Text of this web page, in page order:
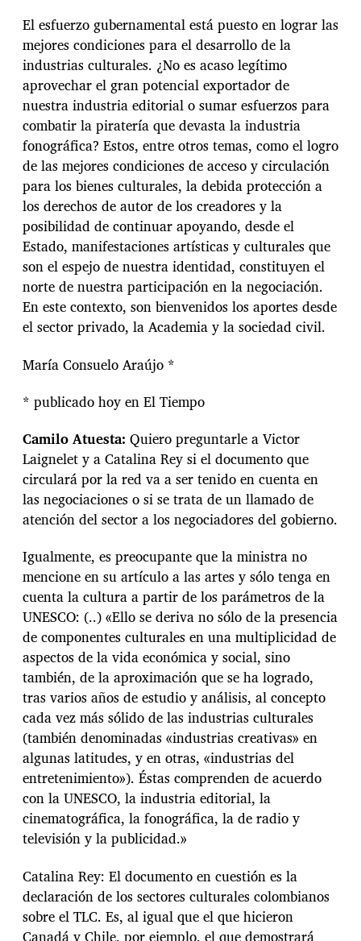
El esfuerzo gubernamental está puesto en lograr las
mejores condiciones para el desarrollo de la
industrias culturales. ¿No es acaso legítimo
aprovechar el gran potencial exportador de
nuestra industria editorial o sumar esfuerzos para
combatir la piratería que devasta la industria
fonográfica? Estos, entre otros temas, como el logro
de las mejores condiciones de acceso y circulación
para los bienes culturales, la debida protección a
los derechos de autor de los creadores y la
posibilidad de continuar apoyando, desde el
Estado, manifestaciones artísticas y culturales que
son el espejo de nuestra identidad, constituyen el
norte de nuestra participación en la negociación.
En este contexto, son bienvenidos los aportes desde
el sector privado, la Academia y la sociedad civil.
María Consuelo Araújo *
* publicado hoy en El Tiempo
Camilo Atuesta: Quiero preguntarle a Victor
Laignelet y a Catalina Rey si el documento que
circulará por la red va a ser tenido en cuenta en
las negociaciones o si se trata de un llamado de
atención del sector a los negociadores del gobierno.
Igualmente, es preocupante que la ministra no
mencione en su artículo a las artes y sólo tenga en
cuenta la cultura a partir de los parámetros de la
UNESCO: (..) «Ello se deriva no sólo de la presencia
de componentes culturales en una multiplicidad de
aspectos de la vida económica y social, sino
también, de la aproximación que se ha logrado,
tras varios años de estudio y análisis, al concepto
cada vez más sólido de las industrias culturales
(también denominadas «industrias creativas» en
algunas latitudes, y en otras, «industrias del
entretenimiento»). Éstas comprenden de acuerdo
con la UNESCO, la industria editorial, la
cinematográfica, la fonográfica, la de radio y
televisión y la publicidad.»
Catalina Rey: El documento en cuestión es la
declaración de los sectores culturales colombianos
sobre el TLC. Es, al igual que el que hicieron
Canadá y Chile, por ejemplo, el que demostrará